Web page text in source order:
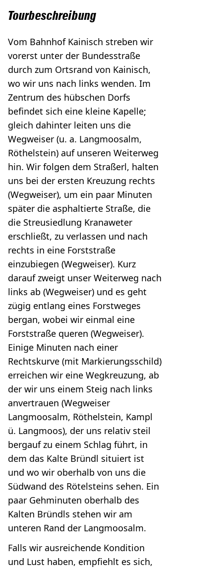
Tourbeschreibung
Vom Bahnhof Kainisch streben wir
vorerst unter der Bundesstraße
durch zum Ortsrand von Kainisch,
wo wir uns nach links wenden. Im
Zentrum des hübschen Dorfs
befindet sich eine kleine Kapelle;
gleich dahinter leiten uns die
Wegweiser (u. a. Langmoosalm,
Röthelstein) auf unseren Weiterweg
hin. Wir folgen dem Straßerl, halten
uns bei der ersten Kreuzung rechts
(Wegweiser), um ein paar Minuten
später die asphaltierte Straße, die
die Streusiedlung Kranaweter
erschließt, zu verlassen und nach
rechts in eine Forststraße
einzubiegen (Wegweiser). Kurz
darauf zweigt unser Weiterweg nach
links ab (Wegweiser) und es geht
zügig entlang eines Forstweges
bergan, wobei wir einmal eine
Forststraße queren (Wegweiser).
Einige Minuten nach einer
Rechtskurve (mit Markierungsschild)
erreichen wir eine Wegkreuzung, ab
der wir uns einem Steig nach links
anvertrauen (Wegweiser
Langmoosalm, Röthelstein, Kampl
ü. Langmoos), der uns relativ steil
bergauf zu einem Schlag führt, in
dem das Kalte Bründl situiert ist
und wo wir oberhalb von uns die
Südwand des Rötelsteins sehen. Ein
paar Gehminuten oberhalb des
Kalten Bründls stehen wir am
unteren Rand der Langmoosalm.
Falls wir ausreichende Kondition
und Lust haben, empfiehlt es sich,